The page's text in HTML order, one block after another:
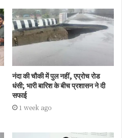
नंदा की चौकी में पुल नहीं, एप्रोच रोड
धंसी; भारी बारिश के बीच प्रशासन ने दी
सफाई
1 week ago